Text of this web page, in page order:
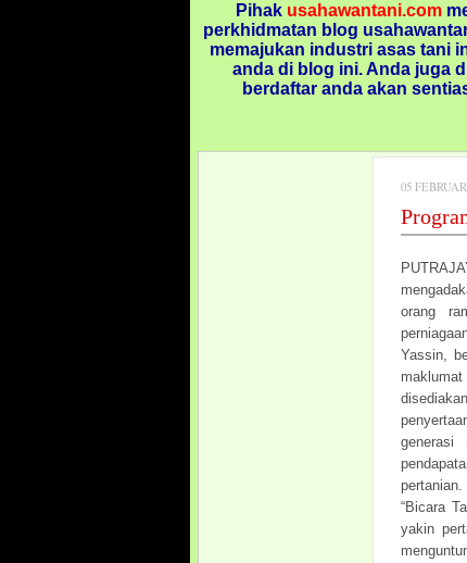
Pihak usahawantani.com
perkhidmatan blog
memajukan industri asas tani
anda di blog ini.Anda juga
berdaftar anda akan
05
orang
Yassin,
generasi
pertanian.
“Bicara
yakin